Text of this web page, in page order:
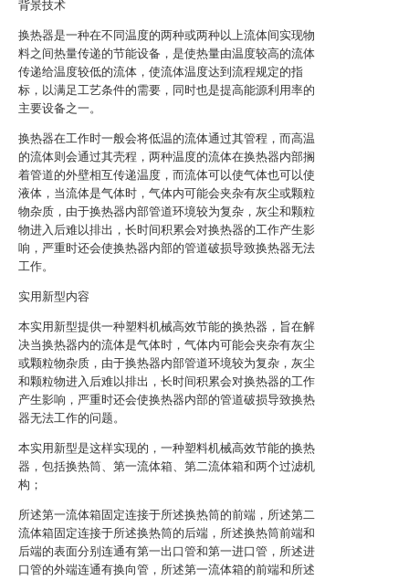
背景技术
换热器是一种在不同温度的两种或两种以上流体间实现物
料之间热量传递的节能设备，是使热量由温度较高的流体
传递给温度较低的流体，使流体温度达到流程规定的指
标，以满足工艺条件的需要，同时也是提高能源利用率的
主要设备之一。
换热器在工作时一般会将低温的流体通过其管程，而高温
的流体则会通过其壳程，两种温度的流体在换热器内部搁
着管道的外壁相互传递温度，而流体可以使气体也可以使
液体，当流体是气体时，气体内可能会夹杂有灰尘或颗粒
物杂质，由于换热器内部管道环境较为复杂，灰尘和颗粒
物进入后难以排出，长时间积累会对换热器的工作产生影
响，严重时还会使换热器内部的管道破损导致换热器无法
工作。
实用新型内容
本实用新型提供一种塑料机械高效节能的换热器，旨在解
决当换热器内的流体是气体时，气体内可能会夹杂有灰尘
或颗粒物杂质，由于换热器内部管道环境较为复杂，灰尘
和颗粒物进入后难以排出，长时间积累会对换热器的工作
产生影响，严重时还会使换热器内部的管道破损导致换热
器无法工作的问题。
本实用新型是这样实现的，一种塑料机械高效节能的换热
器，包括换热筒、第一流体箱、第二流体箱和两个过滤机
构；
所述第一流体箱固定连接于所述换热筒的前端，所述第二
流体箱固定连接于所述换热筒的后端，所述换热筒前端和
后端的表面分别连通有第一出口管和第一进口管，所述进
口管的外端连通有换向管，所述第一流体箱的前端和所述